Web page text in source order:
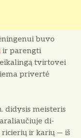
buvo
ir parengti
tvirtovei
privertė
didysis meisteris
di­
ricierių ir karių — iš